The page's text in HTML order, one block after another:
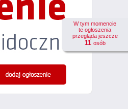
W tym momencie
te ogłoszenia
przegląda jeszcze
11 osób